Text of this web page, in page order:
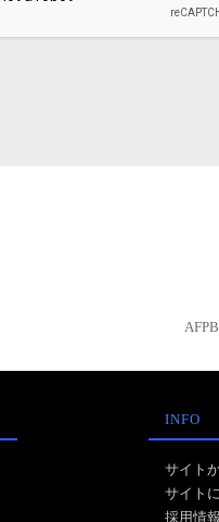
INFO
サイト
サイト
採用情報